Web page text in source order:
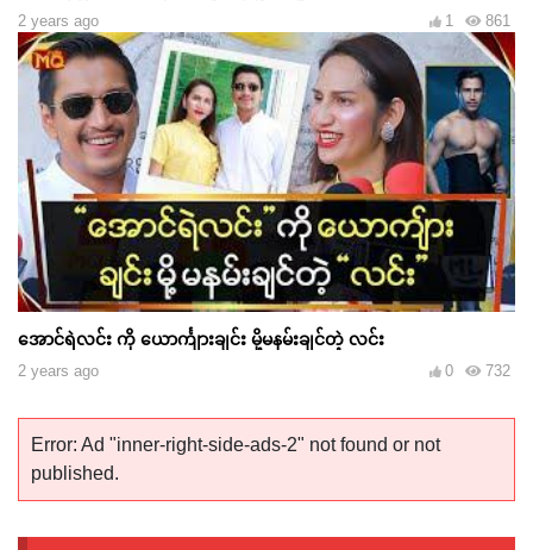
2 years ago 861
1
အောင်ရဲလင်း ကို ယောင်္ကျားချင်း မို့မနမ်းချင်တဲ့ လင်း
2 years ago 732
0
Error: Ad "inner-right-side-ads-2" not found or not
published.